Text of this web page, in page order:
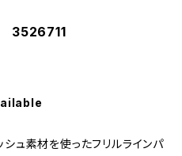
3526711
ュ素材を使ったフリルラインパ